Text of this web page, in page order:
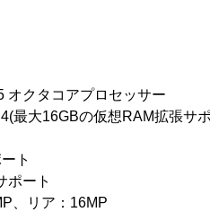
タコアプロセッサー
の仮想RAM拡張サポ
ト
ート
ア：16MP